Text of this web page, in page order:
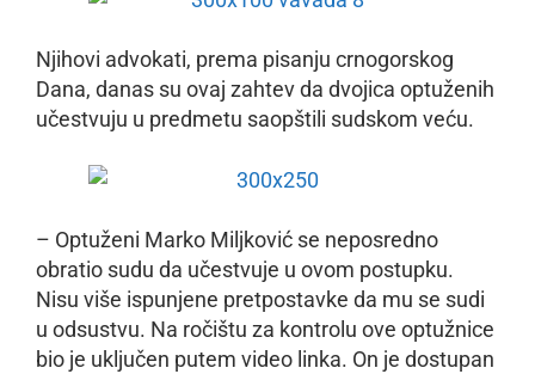
Njihovi advokati, prema pisanju crnogorskog
Dana, danas su ovaj zahtev da dvojica optuženih
učestvuju u predmetu saopštili sudskom veću.
– Optuženi Marko Miljković se neposredno
obratio sudu da učestvuje u ovom postupku.
Nisu više ispunjene pretpostavke da mu se sudi
u odsustvu. Na ročištu za kontrolu ove optužnice
bio je uključen putem video linka. On je dostupan